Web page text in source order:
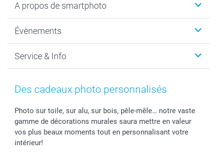
Cadeaux photo
MyNameBook
Développement photo & Tirage photo
Cadres photo & accessoires déco
Stickers & Etiquettes
Chèque Cadeau
A propos de smartphoto
Durabilité
Gestion des cookies
Mentions Légales
Affiliation
Investor Relations
B2B smartbusiness
Évènements
Nouvel An
Fête des Mères
Confirmation ou communion
Mariage
Fête d'anniversaire
Service & Info
Tarifs et frais de livraison
Livraison en 48 heures
Modes de Paiement
Identifiez-vous
Des cadeaux photo personnalisés
Photo sur toile, sur alu, sur bois, pêle-mêle… notre vaste
gamme de décorations murales saura mettre en valeur
vos plus beaux moments tout en personnalisant votre
intérieur!